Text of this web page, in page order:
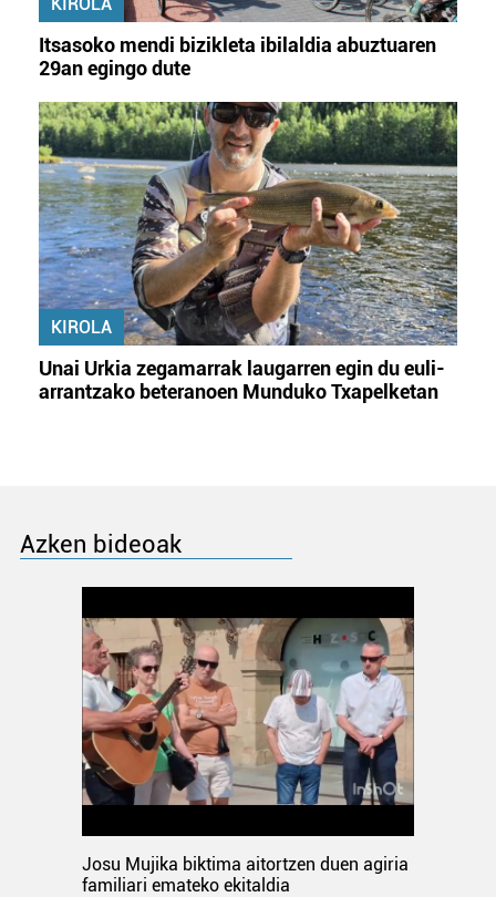
Itsasoko mendi bizikleta ibilaldia abuztuaren
29an egingo dute
KIROLA
Unai Urkia zegamarrak laugarren egin du euli-
arrantzako beteranoen Munduko Txapelketan
Azken bideoak
Josu Mujika biktima aitortzen duen agiria
familiari emateko ekitaldia